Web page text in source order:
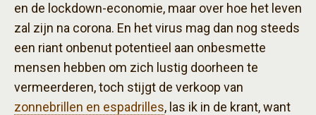
en de lockdown-economie, maar over hoe het leven
zal zijn na corona. En het virus mag dan nog steeds
een riant onbenut potentieel aan onbesmette
mensen hebben om zich lustig doorheen te
vermeerderen, toch stijgt de verkoop van
zonnebrillen en espadrilles, las ik in de krant, want